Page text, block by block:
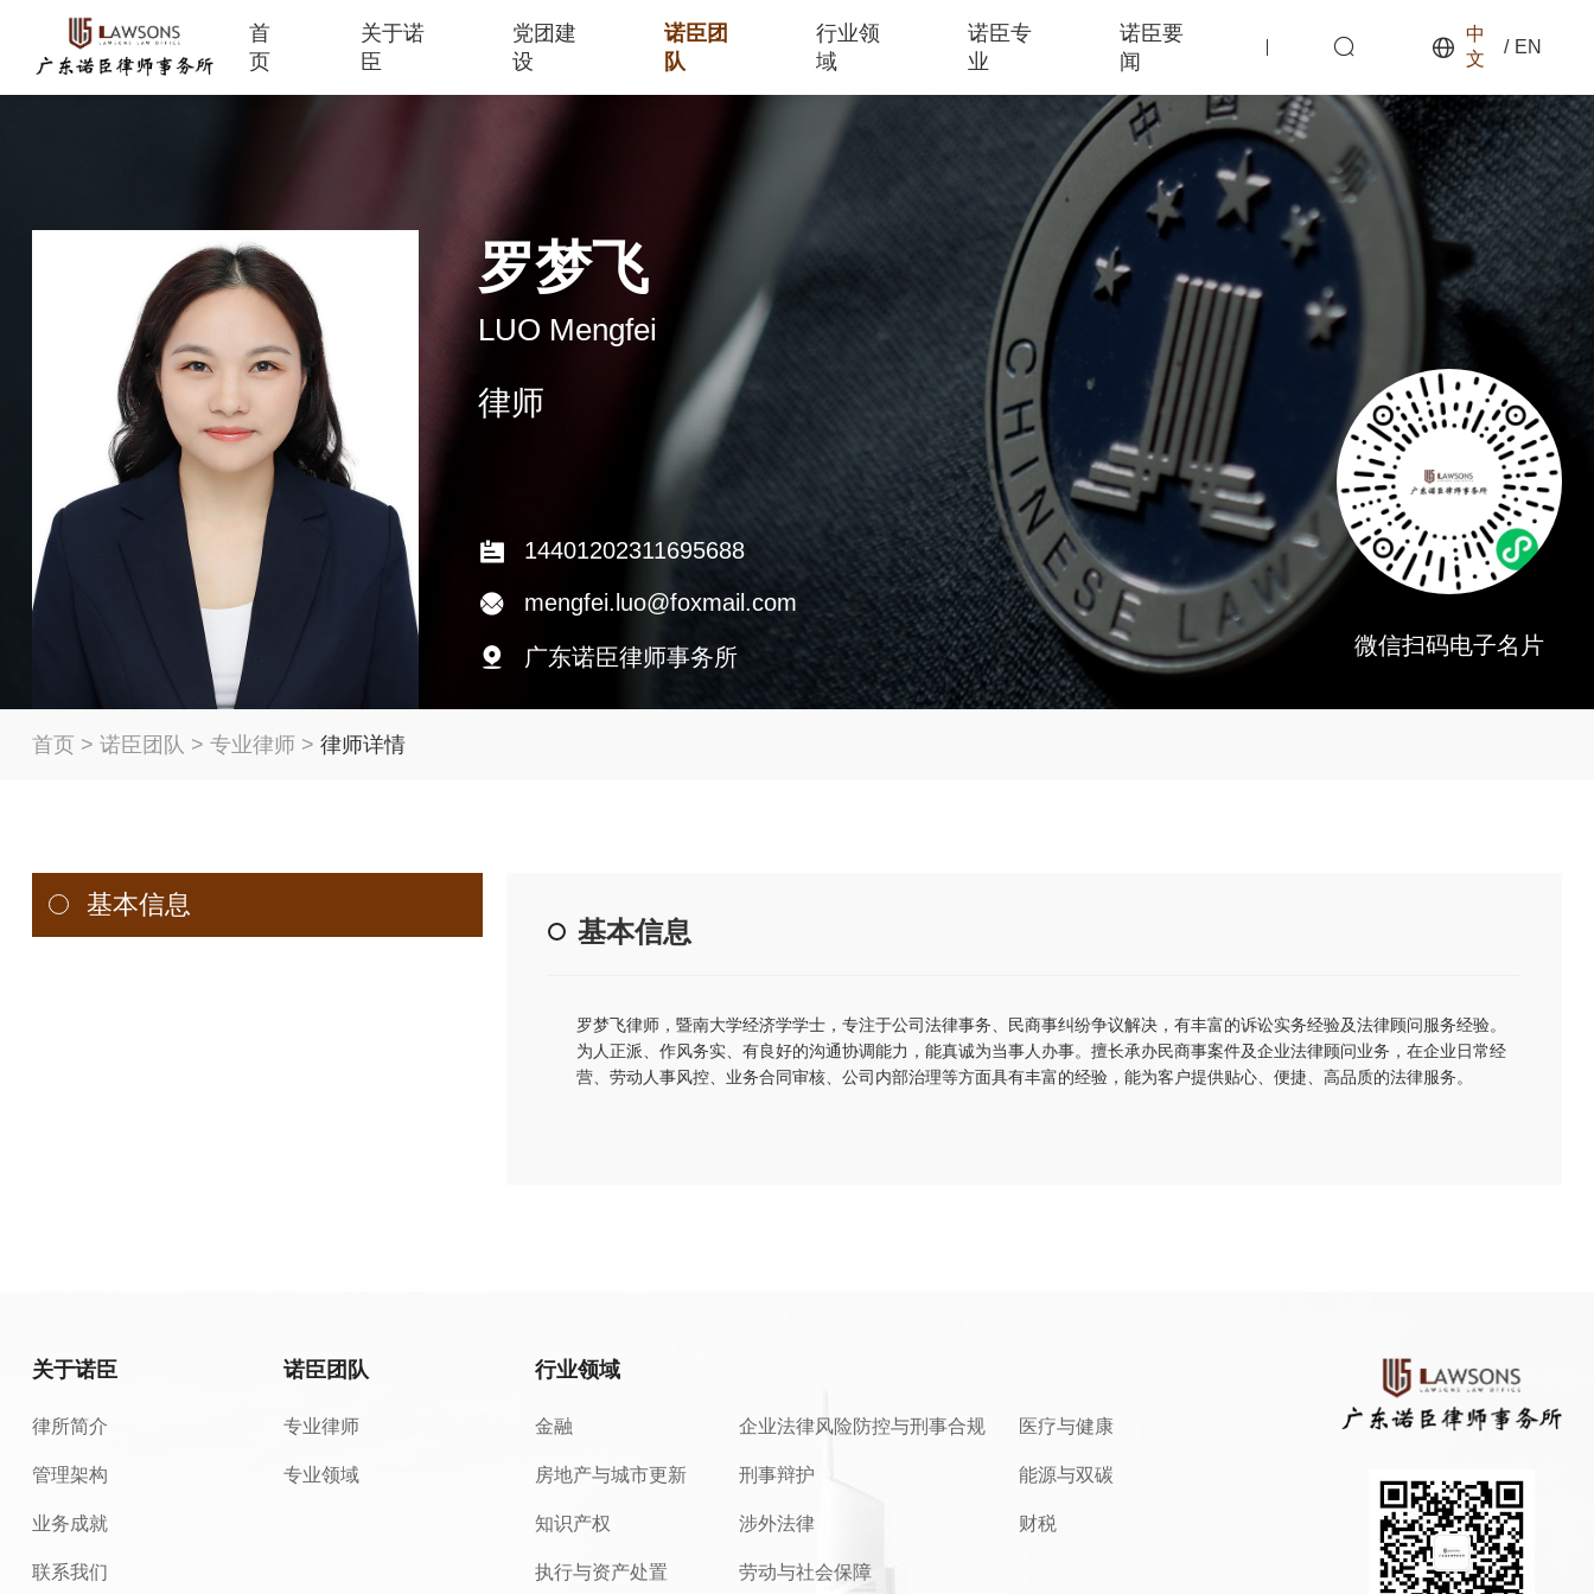
首
页
关于诺
臣
党团建
设
诺臣团
队
行业领
域
诺臣专
业
诺臣要
闻
中
文
/ EN
罗梦飞
LUO Mengfei
律师
14401202311695688
mengfei.luo@foxmail.com
广东诺臣律师事务所 微信扫码电子名片
首页 > 诺臣团队 > 专业律师 > 律师详情
基本信息
基本信息
罗梦飞律师，暨南大学经济学学士，专注于公司法律事务、民商事纠纷争议解决，有丰富的诉讼实务经验及法律顾问服务经验。
为人正派、作风务实、有良好的沟通协调能力，能真诚为当事人办事。擅长承办民商事案件及企业法律顾问业务，在企业日常经
营、劳动人事风控、业务合同审核、公司内部治理等方面具有丰富的经验，能为客户提供贴心、便捷、高品质的法律服务。
关于诺臣
律所简介
管理架构
业务成就
联系我们
诺臣团队
专业律师
专业领域
行业领域
金融
房地产与城市更新
知识产权
执行与资产处置
企业法律风险防控与刑事合规
刑事辩护
涉外法律
劳动与社会保障
医疗与健康
能源与双碳
财税